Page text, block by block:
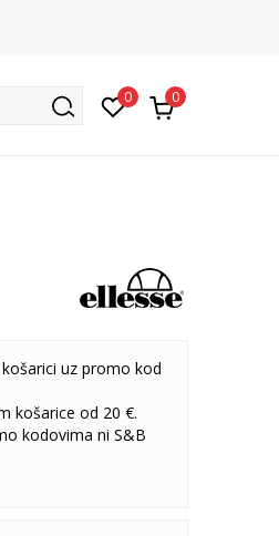
trgovini
0 0
uz promo kod
košarice od 20 €.
kodovima ni S&B